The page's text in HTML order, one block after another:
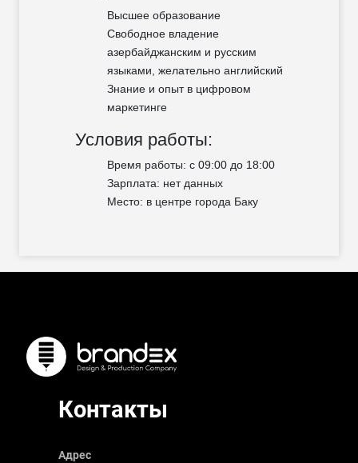
Высшее образование
Свободное владение
азербайджанским и русским
языками, желательно английский
Знание и опыт в цифровом
маркетинге
Условия работы:
Время работы: с 09:00 до 18:00
Зарплата: нет данных
Место: в центре города Баку
Контакты
Адрес